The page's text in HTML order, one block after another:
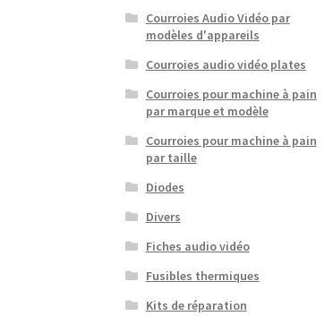
Courroies Audio Vidéo par
modèles d'appareils
Courroies audio vidéo plates
Courroies pour machine à pain
par marque et modèle
Courroies pour machine à pain
par taille
Diodes
Divers
Fiches audio vidéo
Fusibles thermiques
Kits de réparation